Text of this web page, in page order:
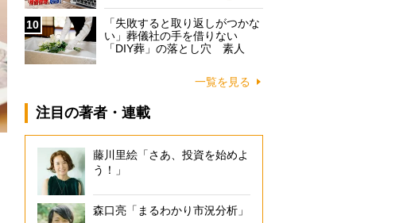
10
「失敗すると取り返しがつかな
い」葬儀社の手を借りない
「DIY葬」の落とし穴 素人
一覧を見る
注目の著者・連載
藤川里絵「さあ、投資を始めよ
う！」
森口亮「まるわかり市況分析」